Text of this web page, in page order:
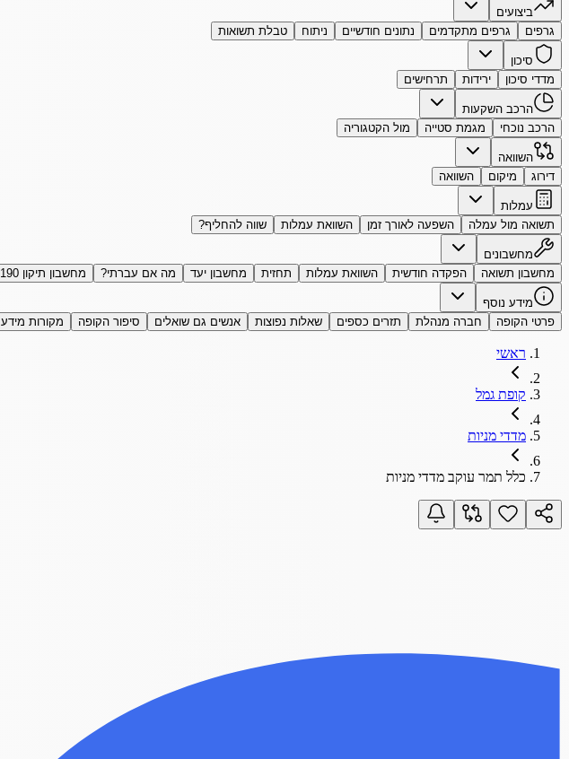
ביצועים
גרפים
גרפים מתקדמים נתונים חודשיים ניתוח טבלת תשואות
סיכון
מדדי סיכון
ירידות תרחישים
הרכב השקעות
הרכב נוכחי
מגמת סטייה מול הקטגוריה
השוואה
דירוג
מיקום השוואה
עמלות
תשואה מול עמלה
השפעה לאורך זמן השוואת עמלות שווה להחליף?
מחשבונים
מחשבון תשואה
הפקדה חודשית השוואת עמלות תחזית מחשבון יעד מה אם עברתי? מחשבון תיקון 190
מידע נוסף
פרטי הקופה
חברה מנהלת תזרים כספים שאלות נפוצות אנשים גם שואלים סיפור הקופה מקורות מידע
ראשי
קופת גמל
מדדי מניות
כלל תמר עוקב מדדי מניות